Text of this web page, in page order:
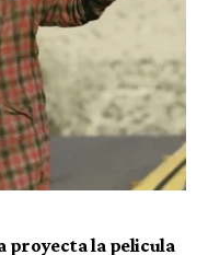
proyecta la pelicula